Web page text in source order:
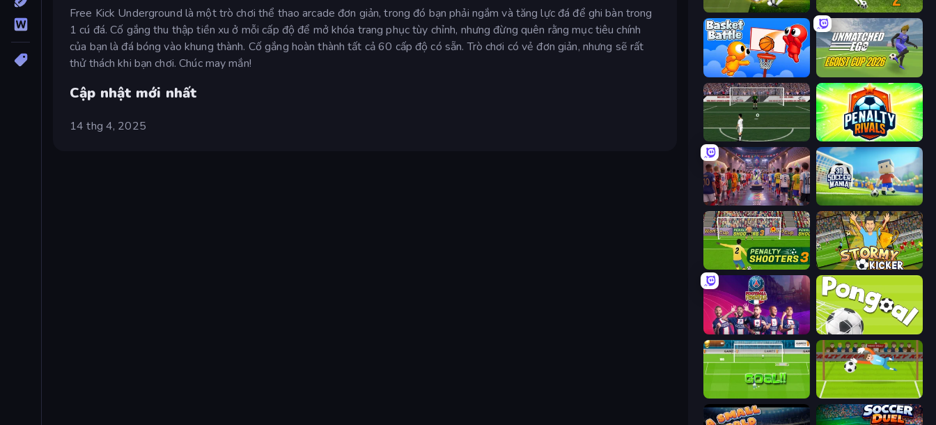
Free Kick Underground là một trò chơi thể thao arcade đơn giản, trong đó bạn phải ngắm và tăng lực đá để ghi bàn trong
1 cú đá. Cố gắng thu thập tiền xu ở mỗi cấp độ để mở khóa trang phục tùy chỉnh, nhưng đừng quên rằng mục tiêu chính
của bạn là đá bóng vào khung thành. Cố gắng hoàn thành tất cả 60 cấp độ có sẵn. Trò chơi có vẻ đơn giản, nhưng sẽ rất
thử thách khi bạn chơi. Chúc may mắn!
Cập nhật mới nhất
14 thg 4, 2025
Playing Soccer Penalty Shooters 2
Basket Battle Unmatched Ego
Bicycle Kick Champ Penalty Rivals
CG FC 26 3D Soccer Mania
Penalty Shooters 3 Stormy Kicker
PSG Soccer Freestyle Pongoal
Penalty Superstar